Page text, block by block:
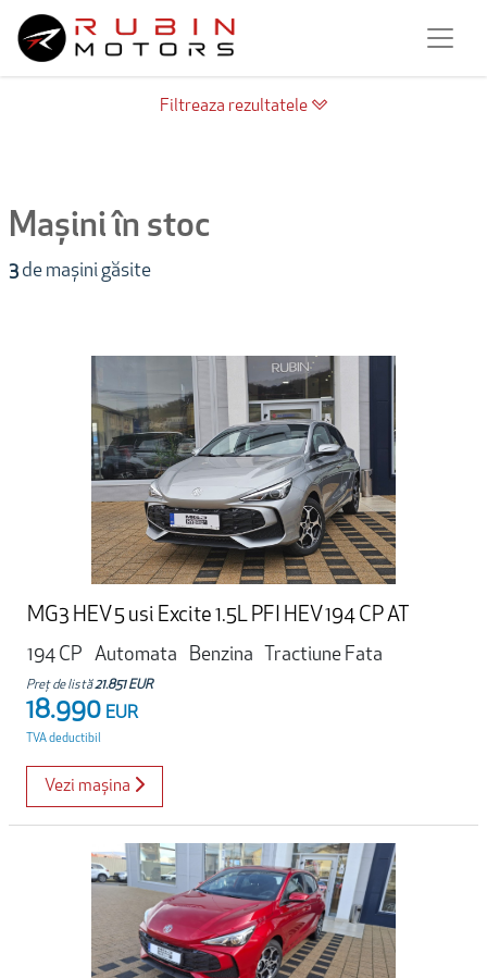
Filtreaza rezultatele
Mașini în stoc
3 de mașini găsite
MG3 HEV 5 usi Excite 1.5L PFI HEV 194 CP AT
194 CP
Automata Benzina Tractiune Fata
Preț de listă21.851 EUR
18.990 EUR
TVA deductibil
Vezi mașina